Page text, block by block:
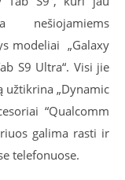
nešiojamiems
modeliai „Galaxy
S9 Ultra“. Visi jie
užtikrina „Dynamic
“Qualcomm
galima rasti ir
telefonuose.